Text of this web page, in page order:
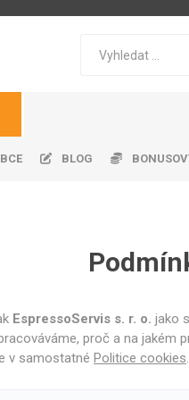
Čerstvě pražená
Automatické
Lednice ke
BLOG
EspressoServis s. r. o. jako
proč a na jakém
v samostatné Politice cookies.